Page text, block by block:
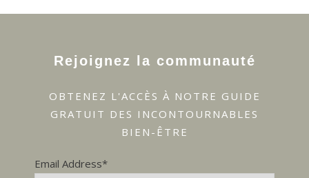
Rejoignez la communauté
OBTENEZ L'ACCÈS À NOTRE GUIDE
GRATUIT DES INCONTOURNABLES
BIEN-ÊTRE
Email Address*